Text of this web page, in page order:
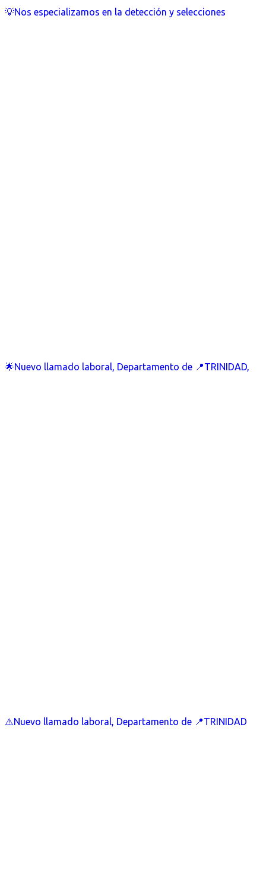
💡Nos especializamos en la detección y selecciones
🌟Nuevo llamado laboral, Departamento de 📍TRINIDAD,
⚠️Nuevo llamado laboral, Departamento de 📍TRINIDAD